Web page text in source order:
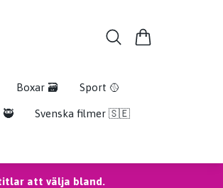
Boxar 🗃️ Sport 🥎
🥷 Svenska filmer 🇸🇪
att välja bland.